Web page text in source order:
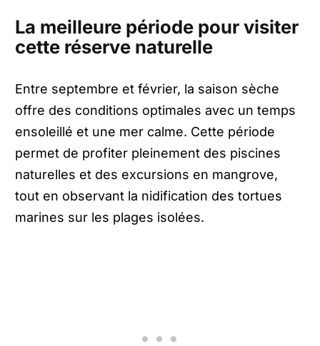
La meilleure période pour visiter
cette réserve naturelle
Entre septembre et février, la saison sèche
offre des conditions optimales avec un temps
ensoleillé et une mer calme. Cette période
permet de profiter pleinement des piscines
naturelles et des excursions en mangrove,
tout en observant la nidification des tortues
marines sur les plages isolées.